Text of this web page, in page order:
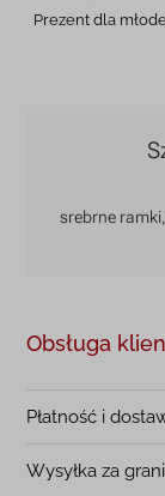
Prezent dla
srebrne
Obsługa
Płatność i
Wysyłka za